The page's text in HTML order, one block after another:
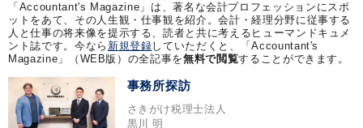
「Accountant's Magazine」は、著名な会計プロフェッションにスポ
ットをあて、その人生観・仕事観を紹介。会計・経理分野に従事する
人と仕事の将来像を提示する、読者と共に考えるヒューマンドキュメ
ント誌です。今なら 新規登録していただくと、「Accountant's
Magazine」（WEB版）の全記事を無料で閲覧することができます。
事務所探訪
さきがけ税理士法人
黒川 明